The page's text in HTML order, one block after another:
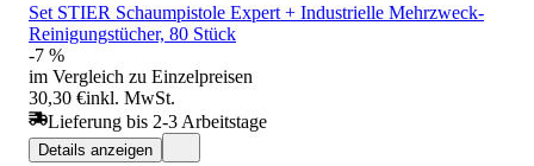
Set STIER Schaumpistole Expert + Industrielle Mehrzweck-
Reinigungstücher, 80 Stück
-7 %
im Vergleich zu Einzelpreisen
30,30 €inkl. MwSt.
Lieferung bis 2-3 Arbeitstage
Details anzeigen